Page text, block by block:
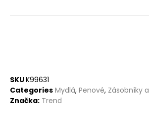
SKUK99631
Categories Mydlá, Penové, Zásobníky
Značka: Trend